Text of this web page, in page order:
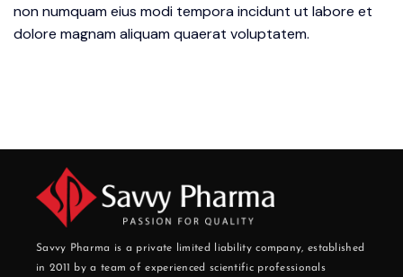
non numquam eius modi tempora incidunt ut labore et
dolore magnam aliquam quaerat voluptatem.
Savvy Pharma is a private limited liability company, established
in 2011 by a team of experienced scientific professionals